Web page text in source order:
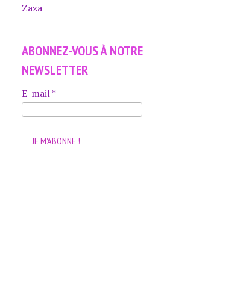
Zaza
ABONNEZ-VOUS À NOTRE
NEWSLETTER
E-mail*